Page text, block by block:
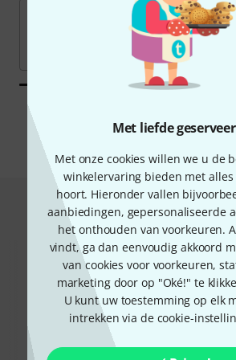
Met liefde
Met onze cookies willen we u de
winkelervaring bieden met
hoort. Hieronder vallen
aanbiedingen, gepersonaliseerde
het onthouden van voorkeuren.
vindt, ga dan eenvoudig akkoord
van cookies voor voorkeuren,
marketing door op "Oké!" te
U kunt uw toestemming op elk
intrekken via de cookie-
Hot Deals